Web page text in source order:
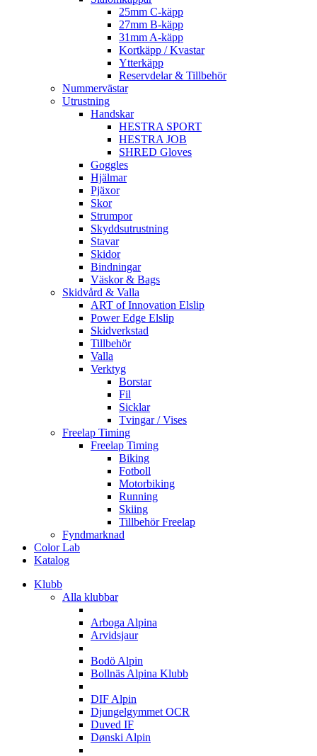
25mm C-käpp
27mm B-käpp
31mm A-käpp
Kortkäpp / Kvastar
Ytterkäpp
Reservdelar & Tillbehör
Nummervästar
Utrustning
Handskar
HESTRA SPORT
HESTRA JOB
SHRED Gloves
Goggles
Hjälmar
Pjäxor
Skor
Strumpor
Skyddsutrustning
Stavar
Skidor
Bindningar
Väskor & Bags
Skidvård & Valla
ART of Innovation Elslip
Power Edge Elslip
Skidverkstad
Tillbehör
Valla
Verktyg
Borstar
Fil
Sicklar
Tvingar / Vises
Freelap Timing
Freelap Timing
Biking
Fotboll
Motorbiking
Running
Skiing
Tillbehör Freelap
Fyndmarknad
Color Lab
Katalog
Klubb
Alla klubbar
Arboga Alpina
Arvidsjaur
Bodö Alpin
Bollnäs Alpina Klubb
DIF Alpin
Djungelgymmet OCR
Duved IF
Dønski Alpin